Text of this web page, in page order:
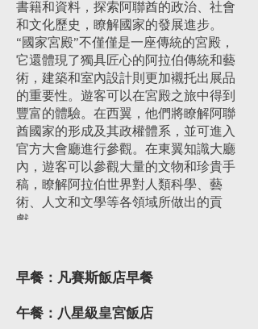
書籍和資料，探索阿聯酋的政治、社會
和文化歷史，瞭解國家的發展進步。
“國家宮殿”不僅僅是一座傳統的宮殿，
它還體現了獨具匠心的阿拉伯傳統和藝
術，建築和室內設計則更加襯托出展品
的重要性。遊客可以在宮殿之旅中得到
豐富的體驗。在西翼，他們將瞭解阿聯
酋國家的形成及其政權體系，並可進入
官方大會廳進行參觀。在東翼知識大廳
內，遊客可以參觀大量的文物和珍貴手
稿，瞭解阿拉伯世界對人類科學、藝
術、人文和文學等各領域所做出的貢
獻。
早餐：凡賽斯飯店早餐
午餐：八星級皇宮飯店